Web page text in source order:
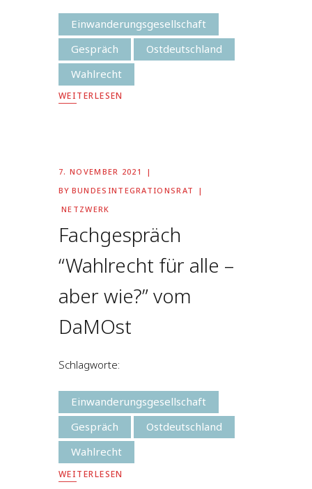
Einwanderungsgesellschaft
Gespräch
Ostdeutschland
Wahlrecht
WEITERLESEN
7. NOVEMBER 2021
BY BUNDESINTEGRATIONSRAT
NETZWERK
Fachgespräch
“Wahlrecht für alle –
aber wie?” vom
DaMOst
Schlagworte:
Einwanderungsgesellschaft
Gespräch
Ostdeutschland
Wahlrecht
WEITERLESEN